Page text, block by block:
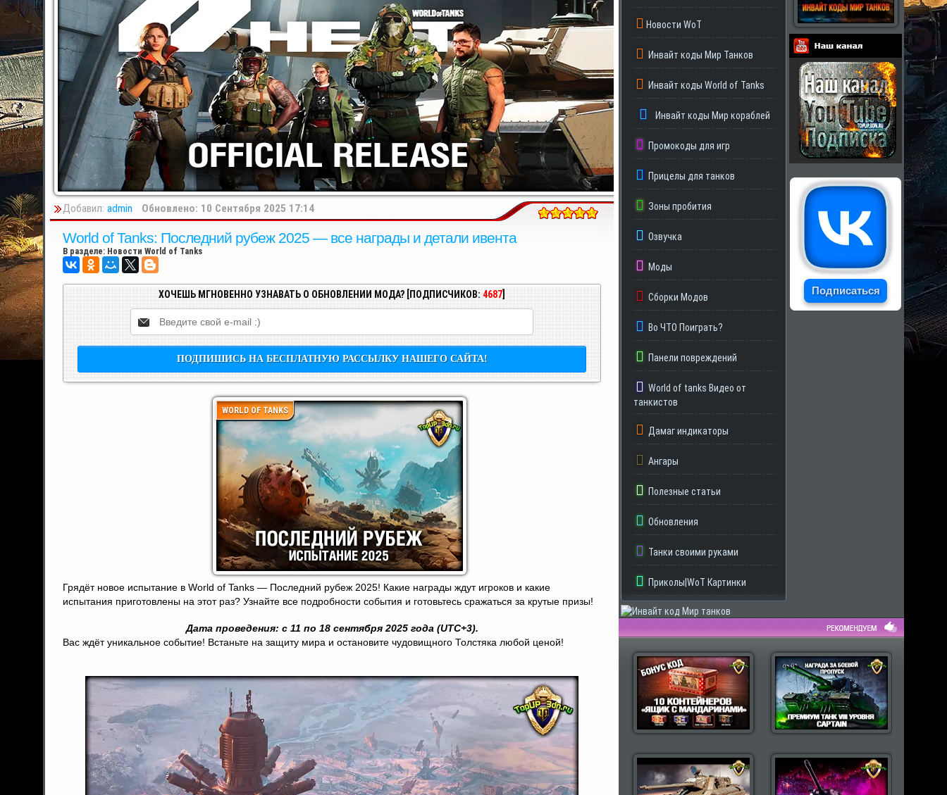
Партнеры
Подписаться
Новости WoT
Инвайт коды Мир Танков
Инвайт коды World of Tanks
Инвайт коды Мир кораблей
Промокоды для игр
Прицелы для танков
Зоны пробития
Озвучка
Моды
Сборки Модов
Во ЧТО Поиграть?
Панели повреждений
World of tanks Видео от
танкистов
Дамаг индикаторы
Ангары
Полезные статьи
Обновления
Танки своими руками
Приколы|WoT Картинки
Популярные моды Wot
Добавил: admin Обновлено: 10 Сентября 2025 17:14
World of Tanks: Последний рубеж 2025 — все награды и детали ивента
В разделе: Новости World of Tanks
ХОЧЕШЬ МГНОВЕННО УЗНАВАТЬ О ОБНОВЛЕНИИ МОДА? [ПОДПИСЧИКОВ: 4687
WORLD OF TANKS
Грядёт новое испытание в World of Tanks — Последний рубеж 2025! Какие награды ждут игроков и какие
испытания приготовлены на этот раз? Узнайте все подробности события и готовьтесь сражаться за крутые призы!
Дата проведения: с 11 по 18 сентября 2025 года (UTC+3).
Вас ждёт уникальное событие! Встаньте на защиту мира и остановите чудовищного Толстяка любой ценой!